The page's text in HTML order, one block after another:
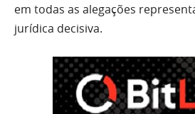
em todas as alegações
jurídica decisiva.